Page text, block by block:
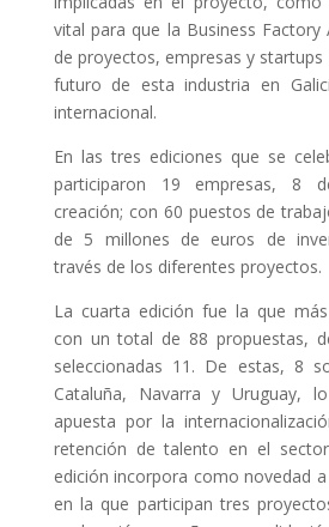
vital para que la Business Factory
de proyectos, empresas y
futuro de esta industria en
internacional.
En las tres ediciones que se
participaron 19 empresas, 8
creación; con 60 puestos de
de 5 millones de euros de
través de los diferentes proyectos.
La cuarta edición fue la que
con un total de 88 propuestas,
seleccionadas 11. De estas, 8
Cataluña, Navarra y Uruguay,
apuesta por la
retención de talento en el sector
edición incorpora como novedad
en la que participan tres